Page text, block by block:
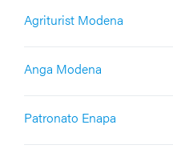
Agriturist Modena
Anga Modena
Patronato Enapa